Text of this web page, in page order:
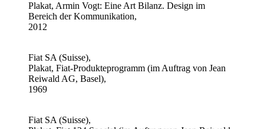
Plakat, Armin Vogt: Eine Art Bilanz. Design im
Bereich der Kommunikation,
2012
Fiat SA (Suisse),
Plakat, Fiat-Produkteprogramm (im Auftrag von Jean
Reiwald AG, Basel),
1969
Fiat SA (Suisse),